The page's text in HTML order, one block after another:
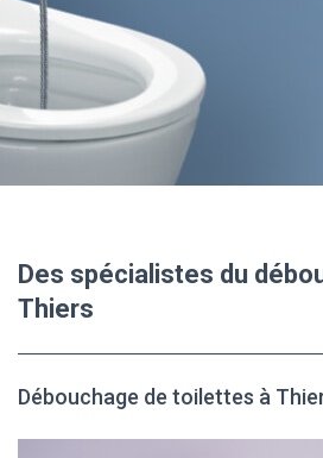
Des spécialistes du
Thiers
Débouchage de toilettes à